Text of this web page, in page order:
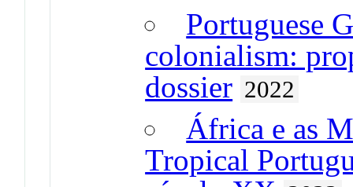
Portuguese
colonialism:
dossier 2022
África e as
Tropical